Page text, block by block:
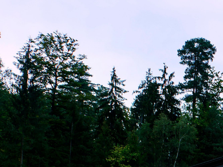
フランス地方巡り 専用車チャーターツアー
童話の世界のような美しい街並み アルザス
ゆったり、優雅にフランス・リバークルーズ
ルレ・エ・シャトーに泊まる フランス極上の
フランスの最も美しい村を巡る旅
航空宇宙関連ツアー（エアバス工場見学・航空
フランスde習い事
コルシカ島 地中海に浮かぶフランスの秘境